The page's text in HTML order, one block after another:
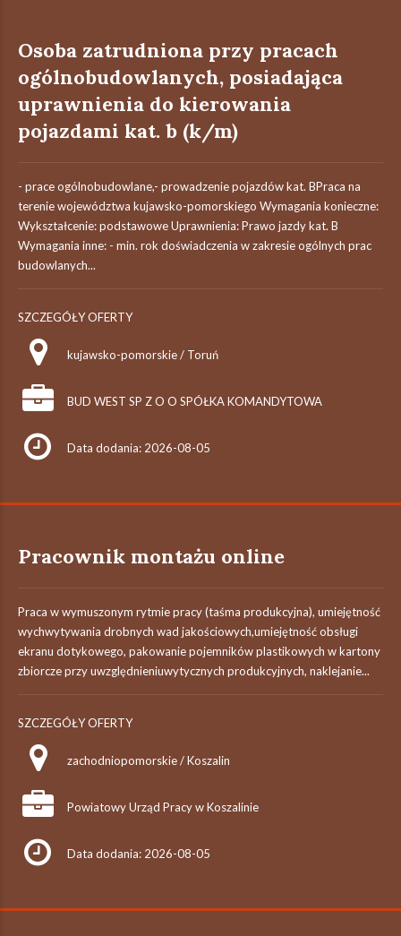
Osoba zatrudniona przy pracach
ogólnobudowlanych, posiadająca
uprawnienia do kierowania
pojazdami kat. b (k/m)
- prace ogólnobudowlane,- prowadzenie pojazdów kat. BPraca na
terenie województwa kujawsko-pomorskiego Wymagania konieczne:
Wykształcenie: podstawowe Uprawnienia: Prawo jazdy kat. B
Wymagania inne: - min. rok doświadczenia w zakresie ogólnych prac
budowlanych...
SZCZEGÓŁY OFERTY
kujawsko-pomorskie / Toruń
BUD WEST SP Z O O SPÓŁKA KOMANDYTOWA
Data dodania: 2026-08-05
Pracownik montażu online
Praca w wymuszonym rytmie pracy (taśma produkcyjna), umiejętność
wychwytywania drobnych wad jakościowych,umiejętność obsługi
ekranu dotykowego, pakowanie pojemników plastikowych w kartony
zbiorcze przy uwzględnieniuwytycznych produkcyjnych, naklejanie...
SZCZEGÓŁY OFERTY
zachodniopomorskie / Koszalin
Powiatowy Urząd Pracy w Koszalinie
Data dodania: 2026-08-05